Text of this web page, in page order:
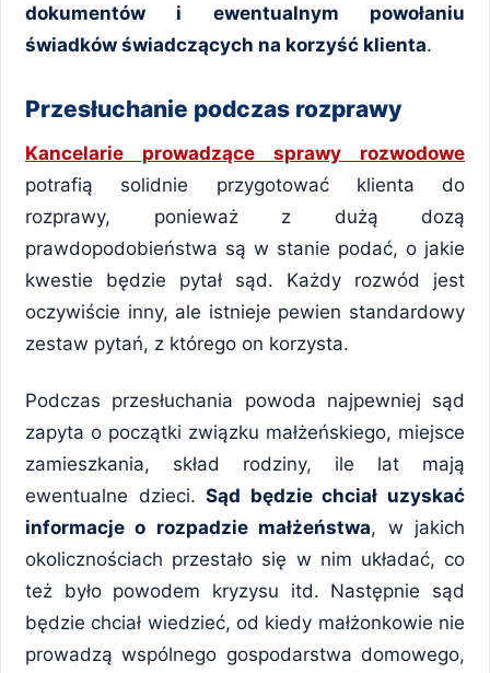
dokumentów i ewentualnym powołaniu
świadków świadczących na korzyść klienta.
Przesłuchanie podczas rozprawy
Kancelarie prowadzące sprawy rozwodowe
potrafią solidnie przygotować klienta do
rozprawy, ponieważ z dużą dozą
prawdopodobieństwa są w stanie podać, o jakie
kwestie będzie pytał sąd. Każdy rozwód jest
oczywiście inny, ale istnieje pewien standardowy
zestaw pytań, z którego on korzysta.
Podczas przesłuchania powoda najpewniej sąd
zapyta o początki związku małżeńskiego, miejsce
zamieszkania, skład rodziny, ile lat mają
ewentualne dzieci.Sąd będzie chciał uzyskać
informacje o rozpadzie małżeństwa, w jakich
okolicznościach przestało się w nim układać, co
też było powodem kryzysu itd. Następnie sąd
będzie chciał wiedzieć, od kiedy małżonkowie nie
prowadzą wspólnego gospodarstwa domowego,